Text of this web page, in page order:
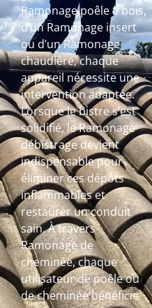
Ramonage poêle à bois,
d’un Ramonage insert
ou d’un Ramonage
chaudière, chaque
appareil nécessite une
intervention adaptée.
Lorsque le bistre s’est
solidifié, le Ramonage
débistrage devient
indispensable pour
éliminer ces dépôts
inflammables et
restaurer un conduit
sain. À travers
Ramonage de
cheminée, chaque
utilisateur de poêle ou
de cheminée bénéficie